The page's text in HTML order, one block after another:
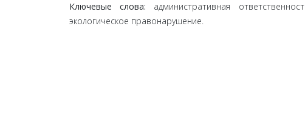
Ключевые слова: административная
экологическое правонарушение.